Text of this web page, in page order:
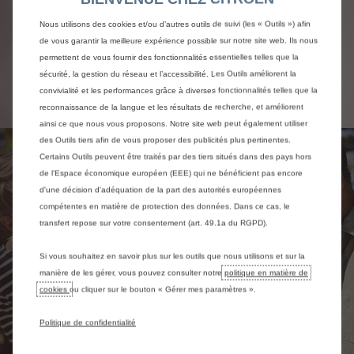
de services adaptés selon l'usage de votre voiture.
Découvrir les contrats de service
Nous utilisons des cookies et/ou d’autres outils de suivi (les « Outils ») afin
de vous garantir la meilleure expérience possible sur notre site web. Ils nous
permettent de vous fournir des fonctionnalités essentielles telles que la
sécurité, la gestion du réseau et l’accessibilité. Les Outils améliorent la
convivialité et les performances grâce à diverses fonctionnalités telles que la
reconnaissance de la langue et les résultats de recherche, et améliorent
ainsi ce que nous vous proposons. Notre site web peut également utiliser
des Outils tiers afin de vous proposer des publicités plus pertinentes.
Certains Outils peuvent être traités par des tiers situés dans des pays hors
de l'Espace économique européen (EEE) qui ne bénéficient pas encore
d'une décision d'adéquation de la part des autorités européennes
compétentes en matière de protection des données. Dans ce cas, le
transfert repose sur votre consentement (art. 49.1a du RGPD).
Si vous souhaitez en savoir plus sur les outils que nous utilisons et sur la
manière de les gérer, vous pouvez consulter notre politique en matière de
cookies ou cliquer sur le bouton « Gérer mes paramètres ».
Politique de confidentialité